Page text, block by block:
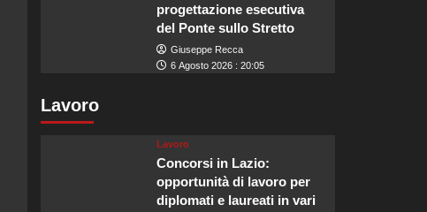
progettazione esecutiva
del Ponte sullo Stretto
Giuseppe Recca
6 Agosto 2026 : 20:05
Lavoro
Lavoro
Concorsi in Lazio:
opportunità di lavoro per
diplomati e laureati in vari